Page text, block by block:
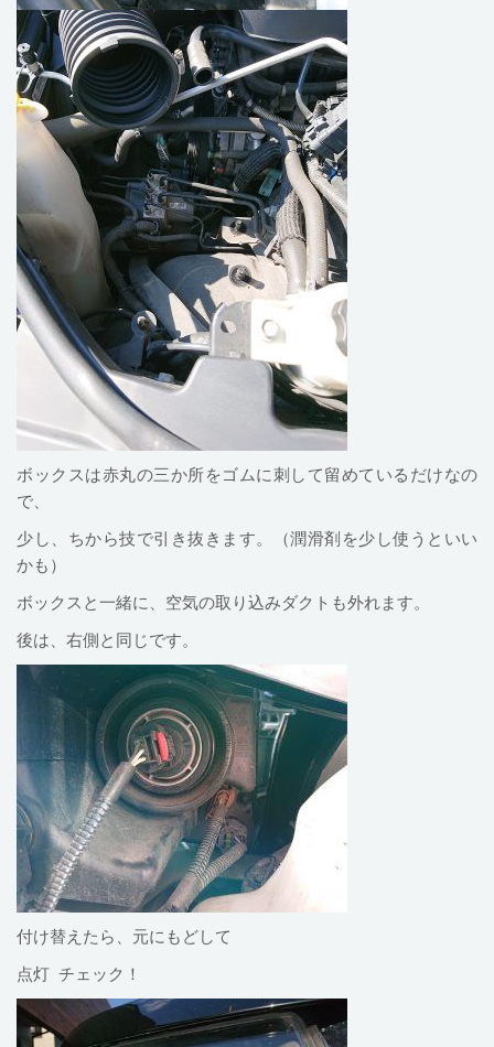
ボックスは赤丸の三か所をゴムに刺して留めているだけなの
で、
少し、ちから技で引き抜きます。（潤滑剤を少し使うといい
かも）
ボックスと一緒に、空気の取り込みダクトも外れます。
後は、右側と同じです。
付け替えたら、元にもどして
点灯 チェック！